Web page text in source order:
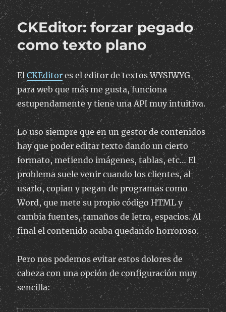
ver
procesos
que
acceden
al
disco
duro
CKEditor: forzar pegado
como texto plano
ElCKEditor es el editor de textos WYSIWYG
para web que más me gusta, funciona
estupendamente y tiene una API muy intuitiva.
Lo uso siempre que en un gestor de contenidos
hay que poder editar texto dando un cierto
formato, metiendo imágenes, tablas, etc… El
problema suele venir cuando los clientes, al
usarlo, copian y pegan de programas como
Word, que mete su propio código HTML y
cambia fuentes, tamaños de letra, espacios. Al
final el contenido acaba quedando horroroso.
Pero nos podemos evitar estos dolores de
cabeza con una opción de configuración muy
sencilla: